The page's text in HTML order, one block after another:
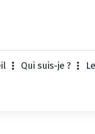
Qui suis-je ?